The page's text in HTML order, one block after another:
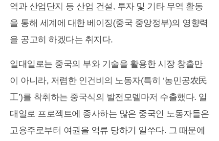
역과 산업단지 등 산업 건설, 투자 및 기타 무역 활동
을 통해 세계에 대한 베이징(중국 중앙정부)의 영향력
을 공고히 하겠다는 취지다.
일대일로는 중국의 부와 기술을 활용한 시장 창출만
이 아니라, 저렴한 인건비의 노동자(특히 ‘농민공农民
工’)를 착취하는 중국식의 발전모델마저 수출했다. 일
대일로 프로젝트에 종사하는 많은 중국인 노동자들은
고용주로부터 여권을 억류 당하기 일쑤다. 그 때문에